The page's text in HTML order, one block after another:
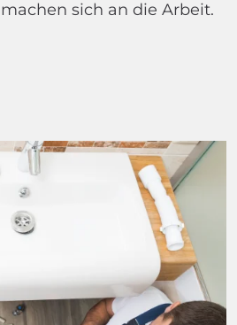
sich an die Arbeit.